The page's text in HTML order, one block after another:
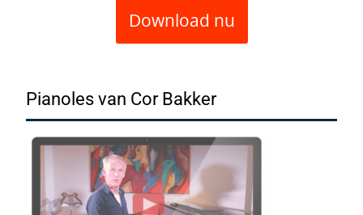
Download nu
Pianoles van Cor Bakker